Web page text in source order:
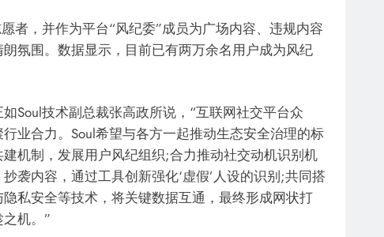
，并作为平台“风纪委”成员为广场内容、违规内容
氛围。数据显示，目前已有两万余名用户成为风纪
技术副总裁张高政所说，“互联网社交平台众
业合力。Soul希望与各方一起推动生态安全治理的标
机制，发展用户风纪组织;合力推动社交动机识别机
袭内容，通过工具创新强化‘虚假’人设的识别;共同搭
私安全等技术，将关键数据互通，最终形成网状打
机。”